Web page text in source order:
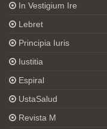
In Vestigium Ire
Lebret
Principia Iuris
Iustitia
Espiral
UstaSalud
Revista M